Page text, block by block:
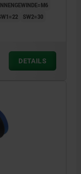
SW2=30
DETAILS